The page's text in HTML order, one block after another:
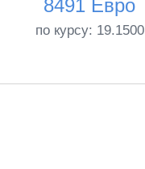
8491 Евро
по курсу: 19.1500